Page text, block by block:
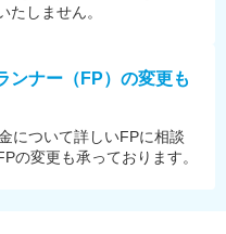
しません。
ンナー（FP）の変更も
について詳しいFPに相談
の変更も承っております。